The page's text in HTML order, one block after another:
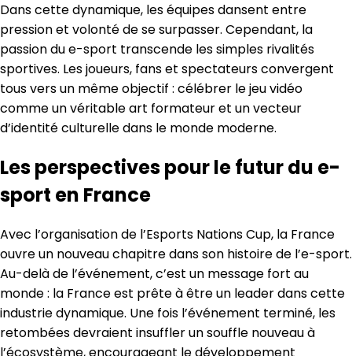
Dans cette dynamique, les équipes dansent entre
pression et volonté de se surpasser. Cependant, la
passion du e-sport transcende les simples rivalités
sportives. Les joueurs, fans et spectateurs convergent
tous vers un même objectif : célébrer le jeu vidéo
comme un véritable art formateur et un vecteur
d’identité culturelle dans le monde moderne.
Les perspectives pour le futur du e-
sport en France
Avec l’organisation de l’Esports Nations Cup, la France
ouvre un nouveau chapitre dans son histoire de l’e-sport.
Au-delà de l’événement, c’est un message fort au
monde : la France est prête à être un leader dans cette
industrie dynamique. Une fois l’événement terminé, les
retombées devraient insuffler un souffle nouveau à